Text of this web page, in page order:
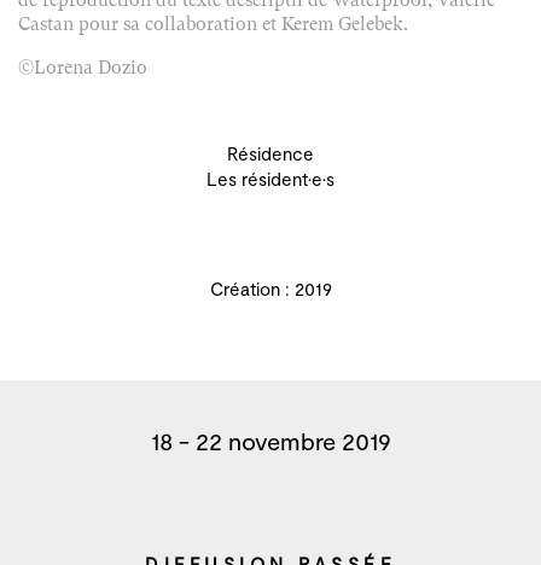
Création : 2019
Castan pour sa collaboration et Kerem Gelebek.
©Lorena Dozio
Résidence
Les résident·e·s
18 - 22 novembre 2019